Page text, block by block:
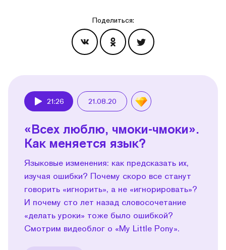
Поделиться:
21:26 21.08.20
«Всех люблю, чмоки-чмоки».
Как меняется язык?
Языковые изменения: как предсказать их,
изучая ошибки? Почему скоро все станут
говорить «игнорить», а не «игнорировать»?
И почему сто лет назад словосочетание
«делать уроки» тоже было ошибкой?
Смотрим видеоблог о «My Little Pony».